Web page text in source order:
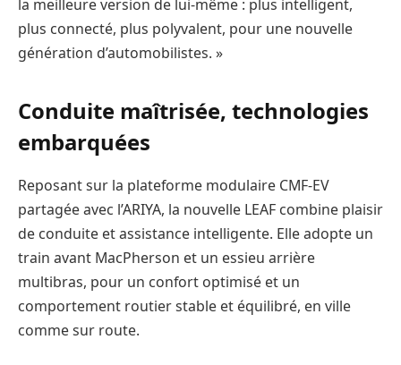
la meilleure version de lui-même : plus intelligent,
plus connecté, plus polyvalent, pour une nouvelle
génération d’automobilistes. »
Conduite maîtrisée, technologies
embarquées
Reposant sur la plateforme modulaire CMF-EV
partagée avec l’ARIYA, la nouvelle LEAF combine plaisir
de conduite et assistance intelligente. Elle adopte un
train avant MacPherson et un essieu arrière
multibras, pour un confort optimisé et un
comportement routier stable et équilibré, en ville
comme sur route.